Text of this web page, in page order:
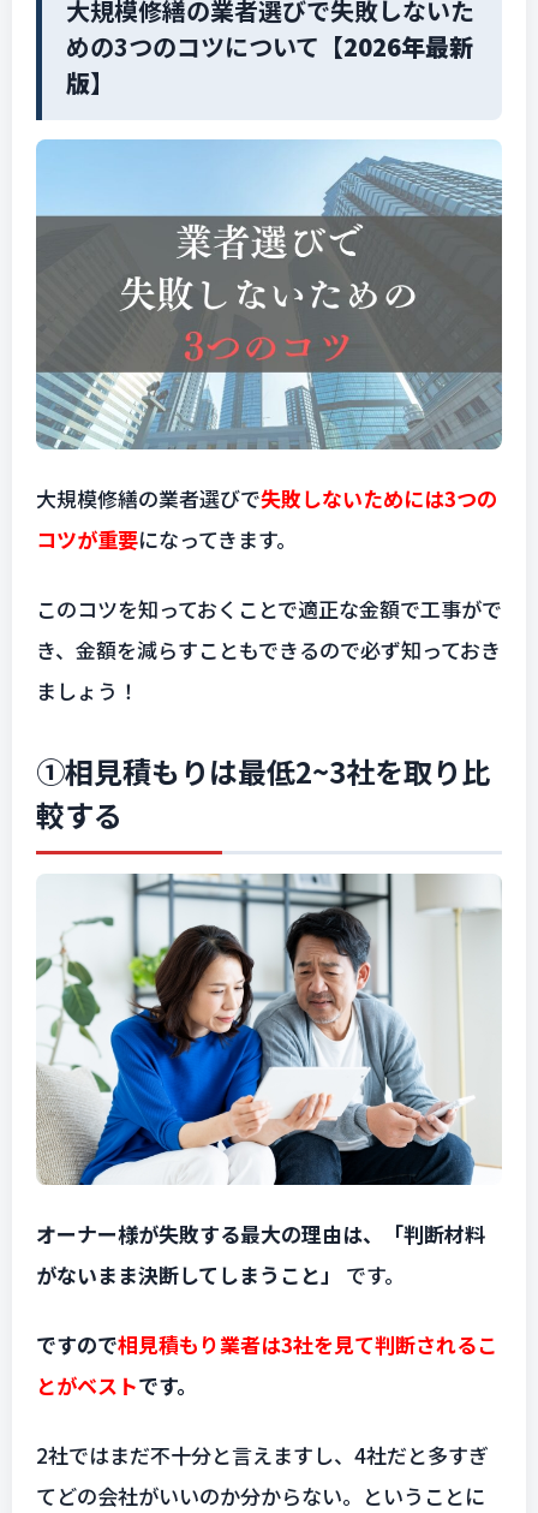
大規模修繕の業者選びで失敗しないた
めの3つのコツについて 【2026年最新
版】
大規模修繕の業者選びで失敗しないためには3つの
コツが重要になってきます。
このコツを知っておくことで適正な金額で工事がで
き、金額を減らすこともできるので必ず知っておき
ましょう！
①相見積もりは最低2~3社を取り比
較する
オーナー様が失敗する最大の理由は、「判断材料
がないまま決断してしまうこと」
です。
ですので相見積もり業者は3社を見て判断されるこ
とがベストです。
2社ではまだ不十分と言えますし、4社だと多すぎ
てどの会社がいいのか分からない。ということに